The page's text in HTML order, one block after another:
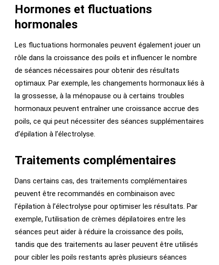
Hormones et fluctuations
hormonales
Les fluctuations hormonales peuvent également jouer un
rôle dans la croissance des poils et influencer le nombre
de séances nécessaires pour obtenir des résultats
optimaux. Par exemple, les changements hormonaux liés à
la grossesse, à la ménopause ou à certains troubles
hormonaux peuvent entraîner une croissance accrue des
poils, ce qui peut nécessiter des séances supplémentaires
d’épilation à l’électrolyse.
Traitements complémentaires
Dans certains cas, des traitements complémentaires
peuvent être recommandés en combinaison avec
l’épilation à l’électrolyse pour optimiser les résultats. Par
exemple, l’utilisation de crèmes dépilatoires entre les
séances peut aider à réduire la croissance des poils,
tandis que des traitements au laser peuvent être utilisés
pour cibler les poils restants après plusieurs séances